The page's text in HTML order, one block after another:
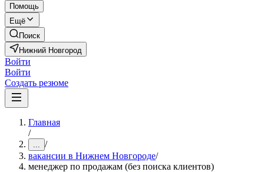
Помощь
Ещё
Поиск
Нижний Новгород
Войти
Войти
Создать резюме
Главная
/
... /
вакансии в Нижнем Новгороде/
менеджер по продажам (без поиска клиентов)